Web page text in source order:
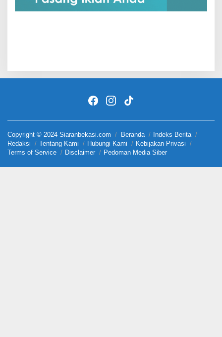
Copyright © 2024 Siaranbekasi.com Beranda
Indeks Berita
Redaksi
Tentang Kami Hubungi Kami
Kebijakan Privasi
Terms of Service
Disclaimer Pedoman Media Siber